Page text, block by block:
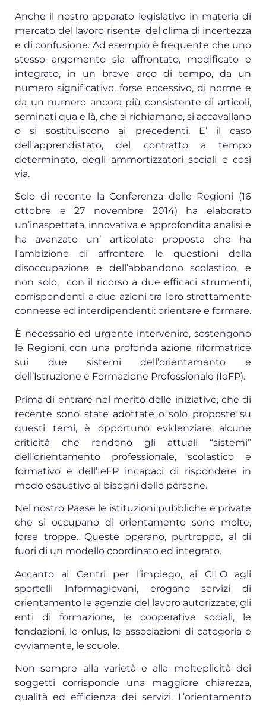
Anche il nostro apparato legislativo in materia di
mercato del lavoro risente del clima di incertezza
e di confusione. Ad esempio è frequente che uno
stesso argomento sia affrontato, modificato e
integrato, in un breve arco di tempo, da un
numero significativo, forse eccessivo, di norme e
da un numero ancora più consistente di articoli,
seminati qua e là, che si richiamano, si accavallano
o si sostituiscono ai precedenti. E’ il caso
dell’apprendistato, del contratto a tempo
determinato, degli ammortizzatori sociali e così
via.
Solo di recente la Conferenza delle Regioni (16
ottobre e 27 novembre 2014) ha elaborato
un’inaspettata, innovativa e approfondita analisi e
ha avanzato un’ articolata proposta che ha
l’ambizione di affrontare le questioni della
disoccupazione e dell’abbandono scolastico, e
non solo, con il ricorso a due efficaci strumenti,
corrispondenti a due azioni tra loro strettamente
connesse ed interdipendenti: orientare e formare.
È necessario ed urgente intervenire, sostengono
le Regioni, con una profonda azione riformatrice
sui due sistemi dell’orientamento e
dell’Istruzione e Formazione Professionale (IeFP).
Prima di entrare nel merito delle iniziative, che di
recente sono state adottate o solo proposte su
questi temi, è opportuno evidenziare alcune
criticità che rendono gli attuali “sistemi”
dell’orientamento professionale, scolastico e
formativo e dell’IeFP incapaci di rispondere in
modo esaustivo ai bisogni delle persone.
Nel nostro Paese le istituzioni pubbliche e private
che si occupano di orientamento sono molte,
forse troppe. Queste operano, purtroppo, al di
fuori di un modello coordinato ed integrato.
Accanto ai Centri per l’impiego, ai CILO agli
sportelli Informagiovani, erogano servizi di
orientamento le agenzie del lavoro autorizzate, gli
enti di formazione, le cooperative sociali, le
fondazioni, le onlus, le associazioni di categoria e
ovviamente, le scuole.
Non sempre alla varietà e alla molteplicità dei
soggetti corrisponde una maggiore chiarezza,
qualità ed efficienza dei servizi. L’orientamento